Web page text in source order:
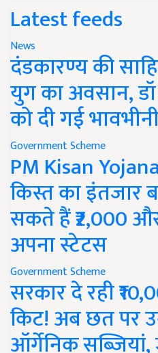
Latest feeds
News
दंडकारण्य की
युग का अवसान, डॉ
को दी गई
Government Scheme
PM Kisan
किस्त का इंतजार
सकते हैं ₹2,000
अपना स्टेटस
Government Scheme
सरकार दे रही
किट! अब छत पर
ऑर्गेनिक